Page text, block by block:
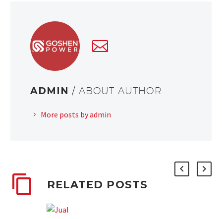
ADMIN / ABOUT AUTHOR
More posts by admin
RELATED POSTS